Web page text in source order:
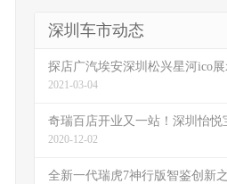
深圳车市动态
探店广汽埃安深圳松兴星河ico
2021-03-04
奇瑞百店开业又一站！深圳怡悦
2020-12-02
全新一代瑞虎7神行版智鉴创新